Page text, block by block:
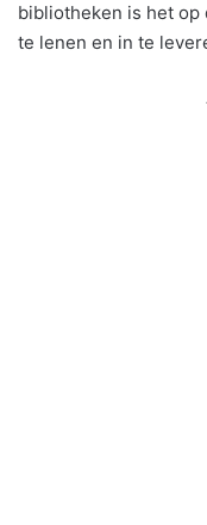
bibliotheken is het op
te lenen en in te